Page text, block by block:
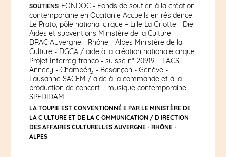
SOUTIENS FONDOC - Fonds de soutien à la création
contemporaine en Occitanie Accueils en résidence
Le Prato, pôle national cirque – Lille La Griotte - Die
Aides et subventions Ministère de la Culture -
DRAC Auvergne - Rhône - Alpes Ministère de la
Culture - DGCA / aide à la création nationale cirque
Projet Interreg franco - suisse n° 20919 – LACS –
Annecy - Chambéry - Besançon - Genève -
Lausanne SACEM / aide à la commande et à la
production de concert – musique contemporaine
SPEDIDAM
LA TOUPIE EST CONVENTIONNÉ E PAR LE MINISTÈRE DE
LA C ULTURE ET DE LA C OMMUNICATION / D IRECTION
DES AFFAIRES CULTURELLES AUVERGNE - RHÔNE -
ALPES